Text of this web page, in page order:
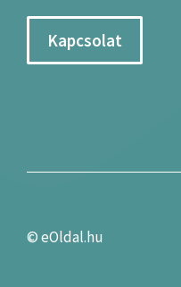
Kapcsolat
©eOldal.hu